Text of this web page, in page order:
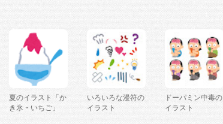
夏のイラスト「か
き氷・いちご」
いろいろな漫符の
イラスト
ドーパミン中毒の
イラスト